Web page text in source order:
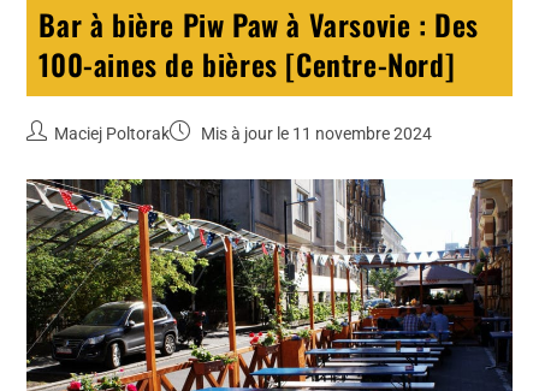
Bar à bière Piw Paw à Varsovie : Des
100-aines de bières [Centre-Nord]
Maciej Poltorak Mis à jour le 11 novembre 2024